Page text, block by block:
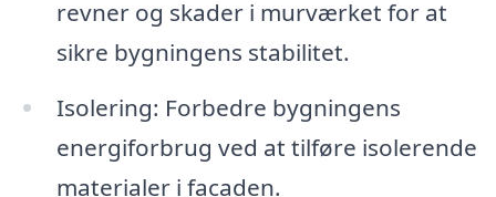
revner og skader i murværket for at
sikre bygningens stabilitet.
Isolering: Forbedre bygningens
energiforbrug ved at tilføre isolerende
materialer i facaden.